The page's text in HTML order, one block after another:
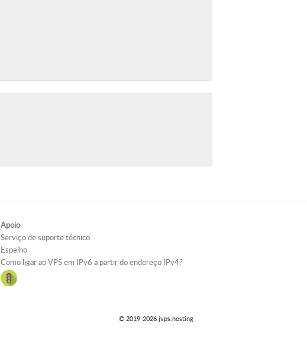
Apoio
Serviço de suporte técnico
Espelho
Como ligar ao VPS em IPv6 a partir do endereço IPv4?
© 2019-2026 jvps.hosting